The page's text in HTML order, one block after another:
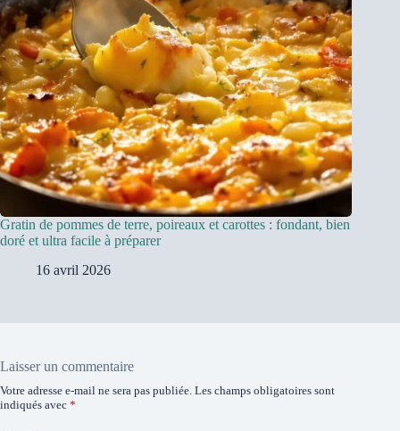
Gratin de pommes de terre, poireaux et carottes : fondant, bien
doré et ultra facile à préparer
16 avril 2026
Laisser un commentaire
Votre adresse e-mail ne sera pas publiée. Les champs obligatoires sont
indiqués avec *